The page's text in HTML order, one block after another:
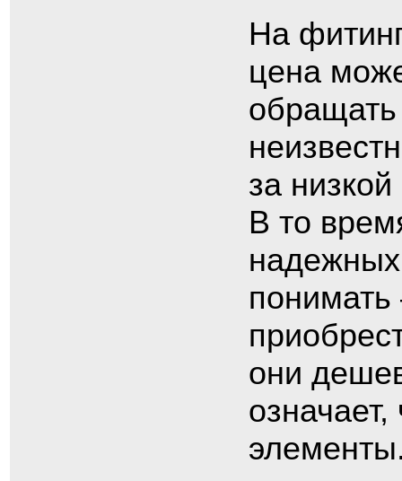
На
цена
за
В то
они